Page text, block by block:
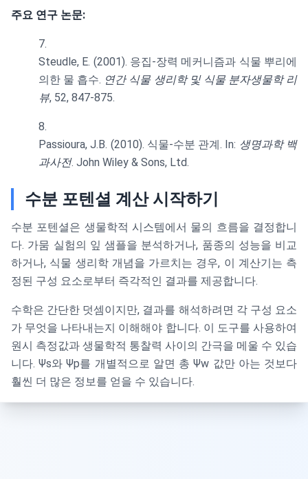
주요 연구 논문:
Steudle, E. (2001). 응집-장력 메커니즘과 식물 뿌리에
의한 물 흡수. 연간 식물 생리학 및 식물 분자생물학 리
뷰, 52, 847-875.
Passioura, J.B. (2010). 식물-수분 관계. In: 생명과학 백
과사전. John Wiley & Sons, Ltd.
수분 포텐셜 계산 시작하기
수분 포텐셜은 생물학적 시스템에서 물의 흐름을 결정합니
다. 가뭄 실험의 잎 샘플을 분석하거나, 품종의 성능을 비교
하거나, 식물 생리학 개념을 가르치는 경우, 이 계산기는 측
정된 구성 요소로부터 즉각적인 결과를 제공합니다.
수학은 간단한 덧셈이지만, 결과를 해석하려면 각 구성 요소
가 무엇을 나타내는지 이해해야 합니다. 이 도구를 사용하여
원시 측정값과 생물학적 통찰력 사이의 간극을 메울 수 있습
니다. Ψs와 Ψp를 개별적으로 알면 총 Ψw 값만 아는 것보다
훨씬 더 많은 정보를 얻을 수 있습니다.